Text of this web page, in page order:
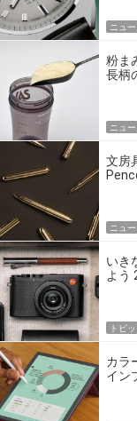
ニュー
粉ま
長柄
ニュー
文房
ニュー
いき
よう
トピ
カラ
イン